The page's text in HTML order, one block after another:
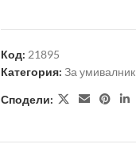
Код: 21895
Категория: За умивалник
Сподели: